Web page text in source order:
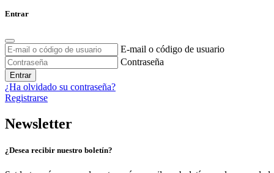
Entrar
E-mail o código de usuario
Contraseña
Entrar
¿Ha olvidado su contraseña?
Registrarse
Newsletter
¿Desea recibir nuestro boletín?